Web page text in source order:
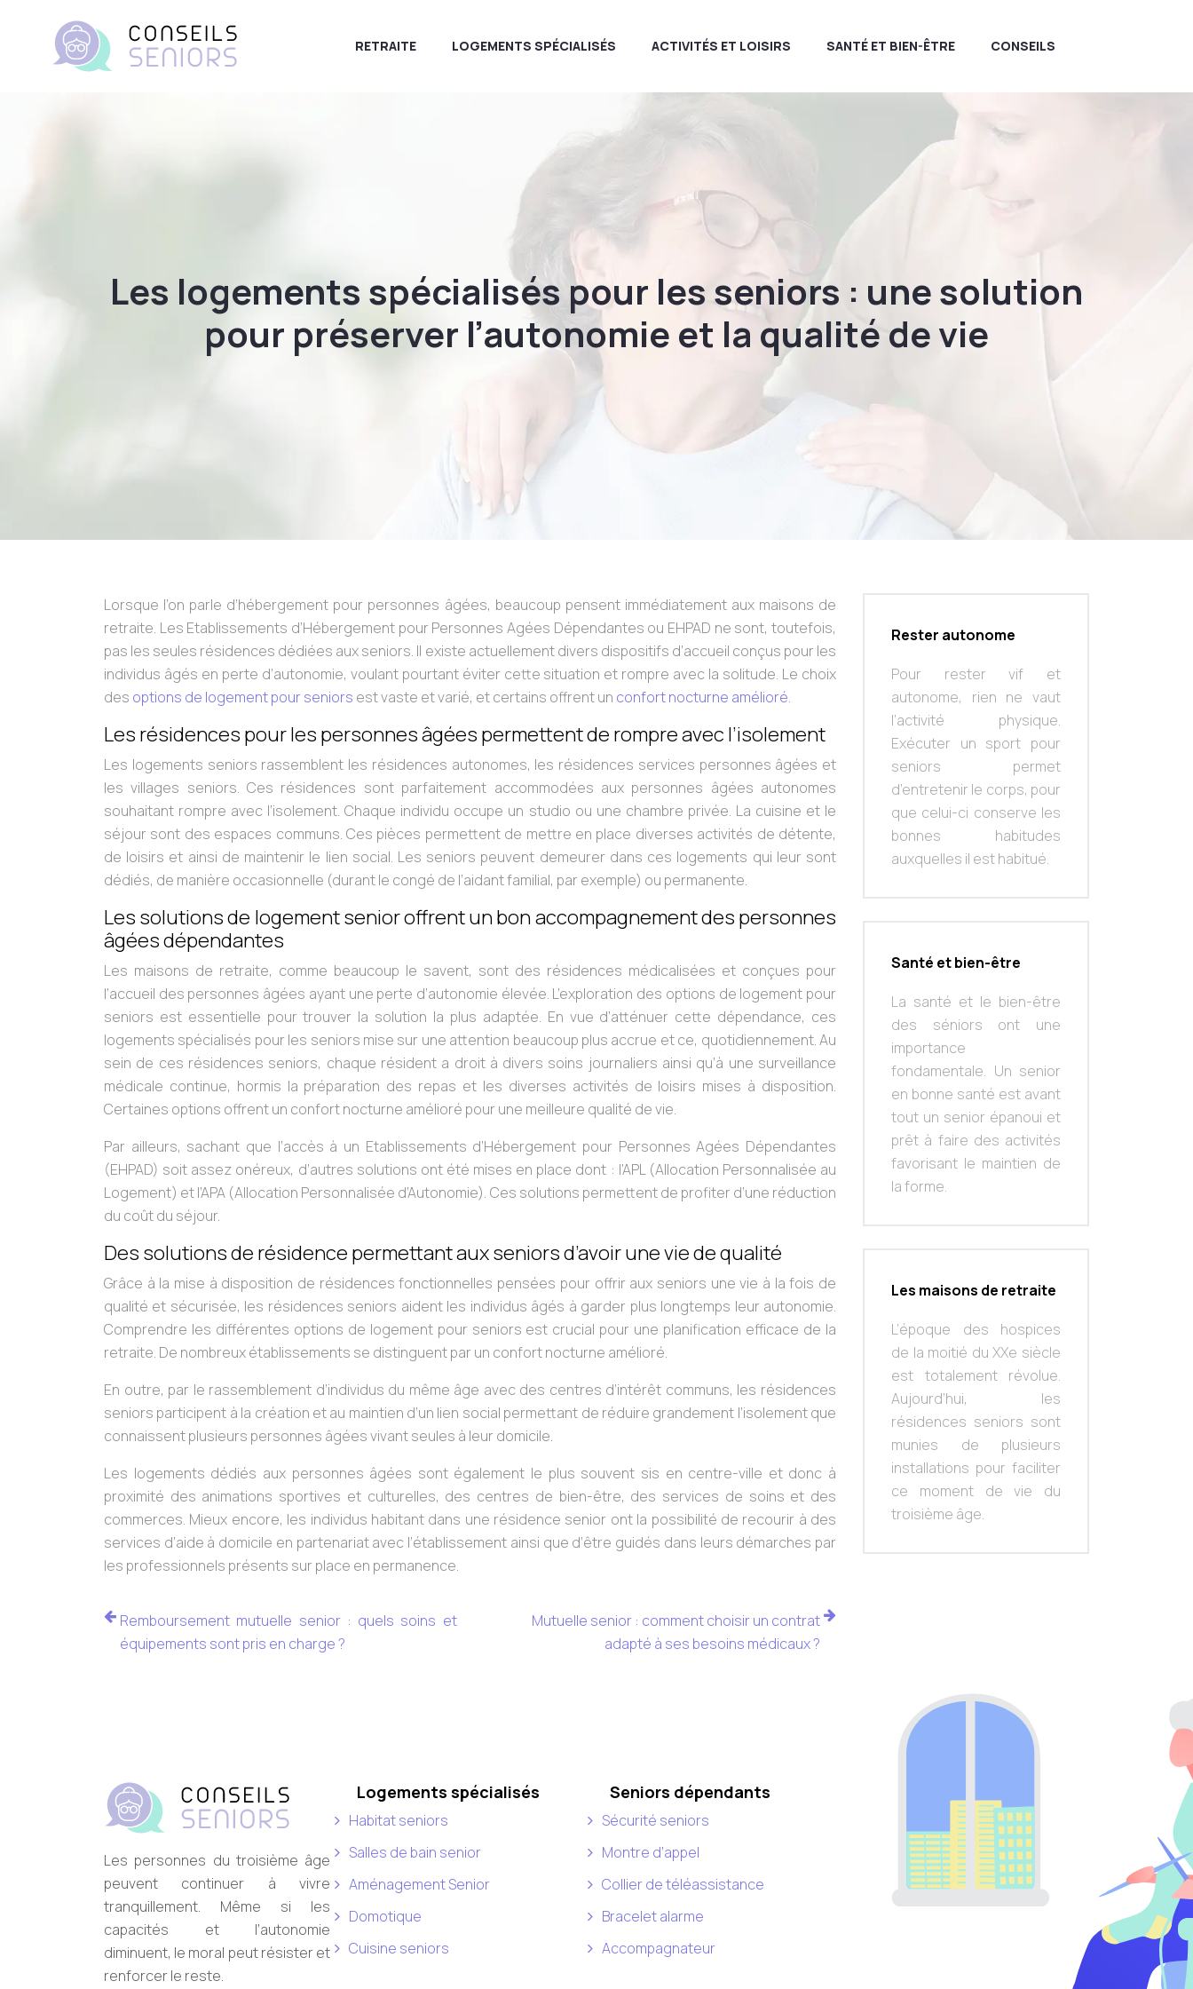
RETRAITE LOGEMENTS SPÉCIALISÉS ACTIVITÉS ET LOISIRS SANTÉ ET BIEN-ÊTRE CONSEILS
Les logements spécialisés pour les seniors : une solution
pour préserver l’autonomie et la qualité de vie
Lorsque l’on parle d’hébergement pour personnes âgées, beaucoup pensent immédiatement aux maisons de
retraite. Les Etablissements d’Hébergement pour Personnes Agées Dépendantes ou EHPAD ne sont, toutefois,
pas les seules résidences dédiées aux seniors. Il existe actuellement divers dispositifs d’accueil conçus pour les
individus âgés en perte d’autonomie, voulant pourtant éviter cette situation et rompre avec la solitude. Le choix
des options de logement pour seniors est vaste et varié, et certains offrent un confort nocturne amélioré.
Les résidences pour les personnes âgées permettent de rompre avec l’isolement
Les logements seniors rassemblent les résidences autonomes, les résidences services personnes âgées et
les villages seniors. Ces résidences sont parfaitement accommodées aux personnes âgées autonomes
souhaitant rompre avec l’isolement. Chaque individu occupe un studio ou une chambre privée. La cuisine et le
séjour sont des espaces communs. Ces pièces permettent de mettre en place diverses activités de détente,
de loisirs et ainsi de maintenir le lien social. Les seniors peuvent demeurer dans ces logements qui leur sont
dédiés, de manière occasionnelle (durant le congé de l’aidant familial, par exemple) ou permanente.
Les solutions de logement senior offrent un bon accompagnement des personnes
âgées dépendantes
Les maisons de retraite, comme beaucoup le savent, sont des résidences médicalisées et conçues pour
l’accueil des personnes âgées ayant une perte d’autonomie élevée. L’exploration des options de logement pour
seniors est essentielle pour trouver la solution la plus adaptée. En vue d’atténuer cette dépendance, ces
logements spécialisés pour les seniors mise sur une attention beaucoup plus accrue et ce, quotidiennement. Au
sein de ces résidences seniors, chaque résident a droit à divers soins journaliers ainsi qu’à une surveillance
médicale continue, hormis la préparation des repas et les diverses activités de loisirs mises à disposition.
Certaines options offrent un confort nocturne amélioré pour une meilleure qualité de vie.
Par ailleurs, sachant que l’accès à un Etablissements d’Hébergement pour Personnes Agées Dépendantes
(EHPAD) soit assez onéreux, d’autres solutions ont été mises en place dont : l’APL (Allocation Personnalisée au
Logement) et l’APA (Allocation Personnalisée d’Autonomie). Ces solutions permettent de profiter d’une réduction
du coût du séjour.
Des solutions de résidence permettant aux seniors d’avoir une vie de qualité
Grâce à la mise à disposition de résidences fonctionnelles pensées pour offrir aux seniors une vie à la fois de
qualité et sécurisée, les résidences seniors aident les individus âgés à garder plus longtemps leur autonomie.
Comprendre les différentes options de logement pour seniors est crucial pour une planification efficace de la
retraite. De nombreux établissements se distinguent par un confort nocturne amélioré.
En outre, par le rassemblement d’individus du même âge avec des centres d’intérêt communs, les résidences
seniors participent à la création et au maintien d’un lien social permettant de réduire grandement l’isolement que
connaissent plusieurs personnes âgées vivant seules à leur domicile.
Les logements dédiés aux personnes âgées sont également le plus souvent sis en centre-ville et donc à
proximité des animations sportives et culturelles, des centres de bien-être, des services de soins et des
commerces. Mieux encore, les individus habitant dans une résidence senior ont la possibilité de recourir à des
services d’aide à domicile en partenariat avec l’établissement ainsi que d’être guidés dans leurs démarches par
les professionnels présents sur place en permanence.
Remboursement mutuelle senior : quels soins et
équipements sont pris en charge ?
Mutuelle senior : comment choisir un contrat
adapté à ses besoins médicaux ?
Rester autonome
Pour rester vif et
autonome, rien ne vaut
l’activité physique.
Exécuter un sport pour
seniors permet
d’entretenir le corps, pour
que celui-ci conserve les
bonnes habitudes
auxquelles il est habitué.
Santé et bien-être
La santé et le bien-être
des séniors ont une
importance
fondamentale. Un senior
en bonne santé est avant
tout un senior épanoui et
prêt à faire des activités
favorisant le maintien de
la forme.
Les maisons de retraite
L’époque des hospices
de la moitié du XXe siècle
est totalement révolue.
Aujourd’hui, les
résidences seniors sont
munies de plusieurs
installations pour faciliter
ce moment de vie du
troisième âge.
Les personnes du troisième âge
peuvent continuer à vivre
tranquillement. Même si les
capacités et l’autonomie
diminuent, le moral peut résister et
renforcer le reste.
Logements spécialisés
Habitat seniors
Salles de bain senior
Aménagement Senior
Domotique
Cuisine seniors
Seniors dépendants
Sécurité seniors
Montre d’appel
Collier de téléassistance
Bracelet alarme
Accompagnateur